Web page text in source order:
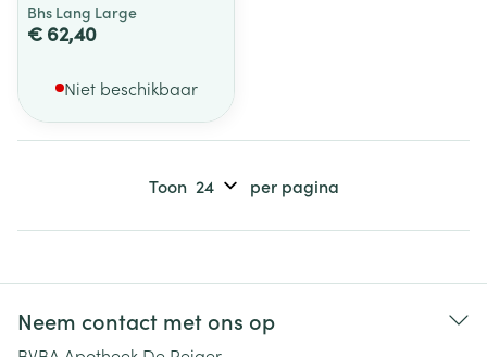
Bhs Lang Large
€ 62,40
Niet beschikbaar
Toon per pagina
Neem contact met ons op